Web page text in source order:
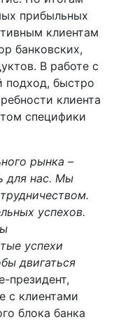
прибыльных
клиентам
банковских,
В работе с
подход, быстро
клиента
специфики
рынка –
для нас. Мы
успехов.
успехи
двигаться
президент,
с клиентами
блока банка